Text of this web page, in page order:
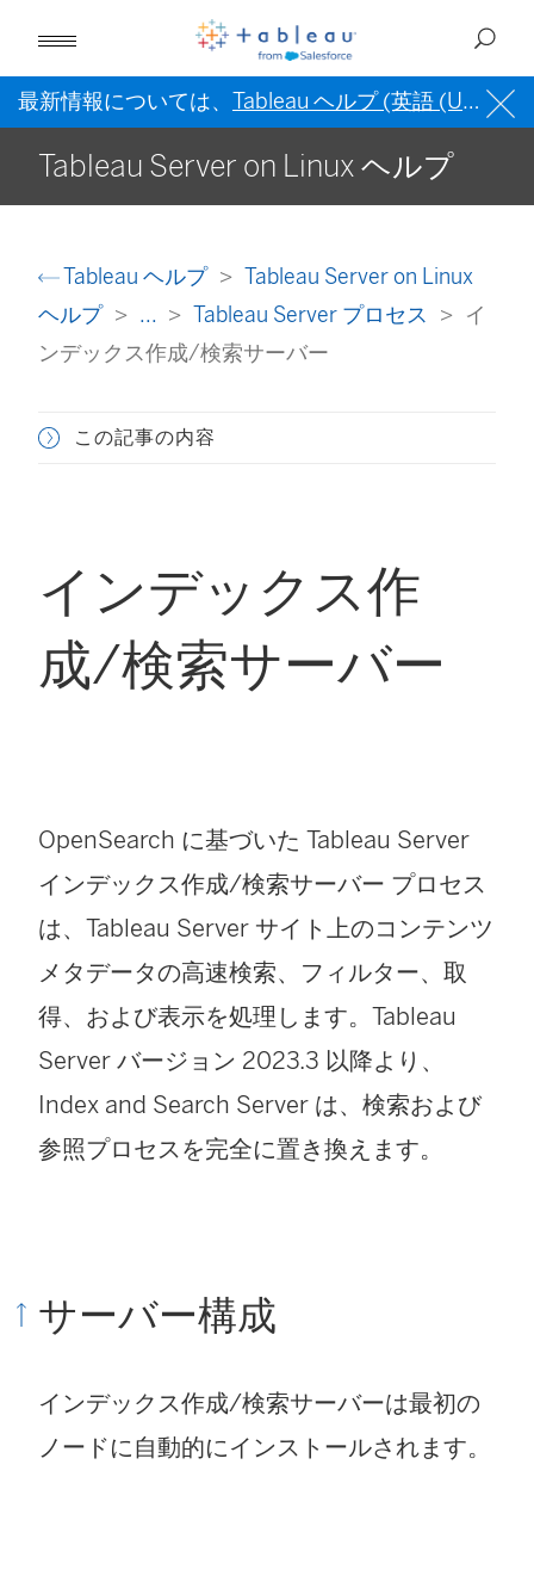
最新情報については、 Tableau ヘルプ (英語 (US)) を
Tableau Server on Linux ヘルプ
Tableau ヘルプ
Tableau Server on Linux
ヘルプ
... Tableau Server プロセス
イ
ンデックス作成/検索サーバー
この記事の内容
インデックス作
成/検索サーバー
OpenSearch に基づいた Tableau Server
インデックス作成/検索サーバー プロセス
は、 Tableau Server サイト上のコンテンツ
メタデータの高速検索、フィルター、取
得、および表示を処理します。Tableau
Server バージョン 2023.3 以降より、
Index and Search Server は、検索および
参照プロセスを完全に置き換えます。
サーバー構成
インデックス作成/検索サーバーは最初の
ノードに自動的にインストールされます。